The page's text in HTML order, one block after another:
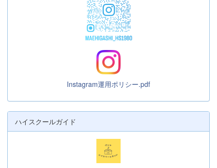
Instagram運用ポリシー.pdf
ハイスクールガイド